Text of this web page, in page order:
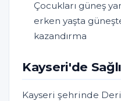
Çocukları güneş
erken yaşta
kazandırma
Kayseri'de
Kayseri şehrinde